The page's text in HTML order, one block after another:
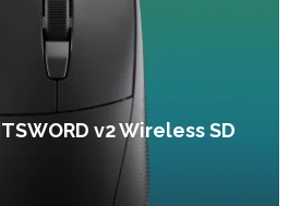
v2 Wireless SD